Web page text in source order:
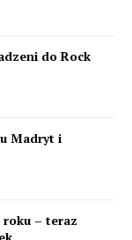
do Rock
Madryt i
roku – teraz